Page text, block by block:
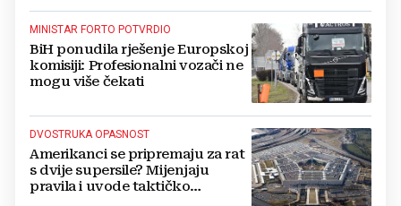
MINISTAR FORTO POTVRDIO
BiH ponudila rješenje Europskoj
komisiji: Profesionalni vozači ne
mogu više čekati
DVOSTRUKA OPASNOST
Amerikanci se pripremaju za rat
s dvije supersile? Mijenjaju
pravila i uvode taktičko